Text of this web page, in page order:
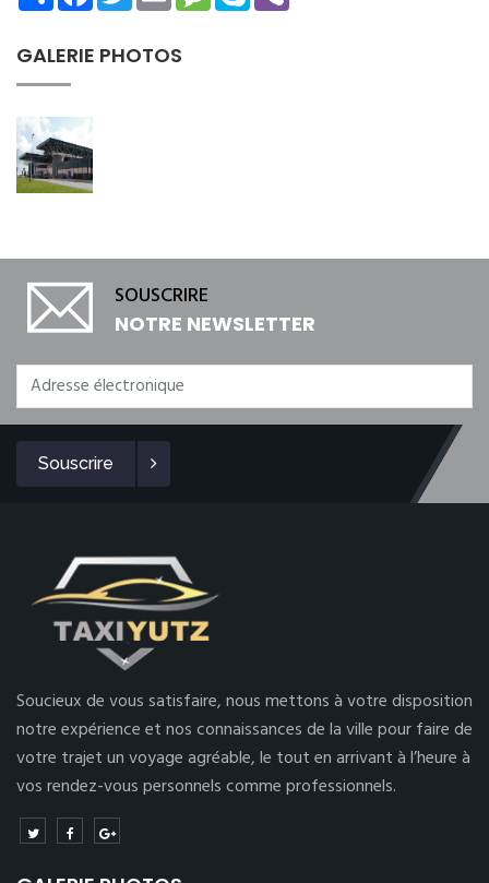
GALERIE PHOTOS
SOUSCRIRE
NOTRE NEWSLETTER
Souscrire
Soucieux de vous satisfaire, nous mettons à votre disposition
notre expérience et nos connaissances de la ville pour faire de
votre trajet un voyage agréable, le tout en arrivant à l’heure à
vos rendez-vous personnels comme professionnels.